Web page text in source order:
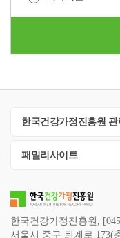
한국건강가정진흥원 관
패밀리사이트
한국건강가정진흥원,
서울시 중구 퇴계로 173(